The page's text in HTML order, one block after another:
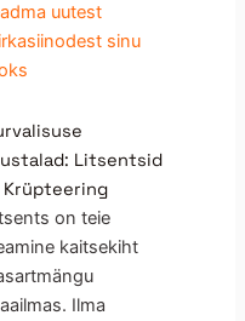
uutest
sinu
Litsentsid
Krüpteering
on teie
kaitsekiht
Ilma